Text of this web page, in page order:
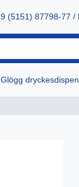
(5151) 87798-77
Glögg